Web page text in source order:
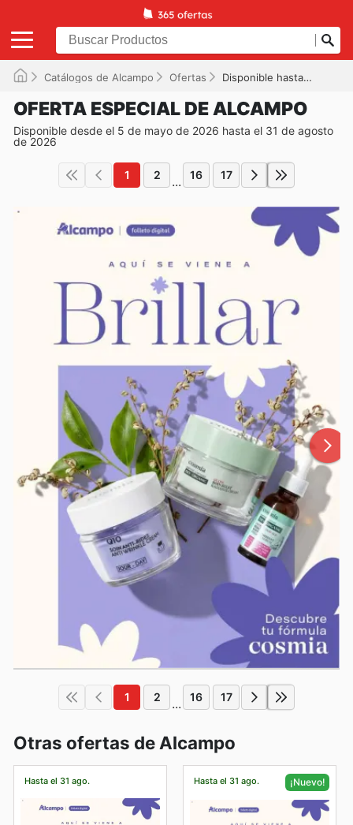
Catálogos de Alcampo Ofertas Disponible hasta el 31/08/2026
OFERTA ESPECIAL DE ALCAMPO
Disponible desde el 5 de mayo de 2026 hasta el 31 de agosto
de 2026
1 2 ... 16 17
1 2 ... 16 17
Otras ofertas de Alcampo
Hasta el 31 ago. Hasta el 31 ago. ¡Nuevo!